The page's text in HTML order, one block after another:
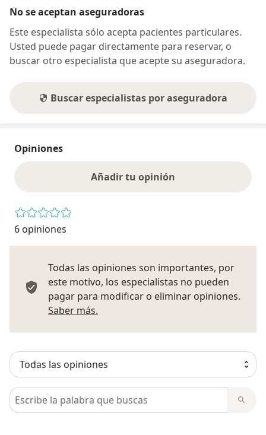
No se aceptan aseguradoras
Este especialista sólo acepta pacientes particulares.
Usted puede pagar directamente para reservar, o
buscar otro especialista que acepte su aseguradora.
Buscar especialistas por aseguradora
Opiniones
Añadir tu opinión
6 opiniones
Todas las opiniones son importantes, por
este motivo, los especialistas no pueden
pagar para modificar o eliminar opiniones.
Saber más.
Busca en opiniones